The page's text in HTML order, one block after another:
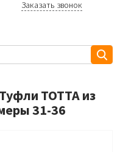
Заказать звонок
ТОТТА из
31-36